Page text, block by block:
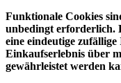
Funktionale Cookies
unbedingt erforderlich.
eine eindeutige
Einkaufserlebnis über
gewährleistet werden